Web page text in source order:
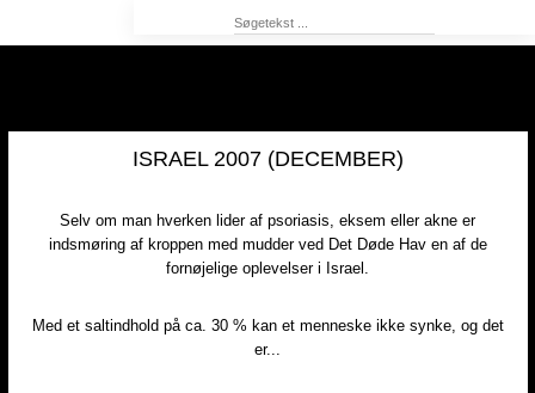
ISRAEL 2007 (DECEMBER)
Selv om man hverken lider af psoriasis, eksem eller akne er
indsmøring af kroppen med mudder ved Det Døde Hav en af de
fornøjelige oplevelser i Israel.​
Med et saltindhold på ca. 30 % kan et menneske ikke synke, og det
er...​